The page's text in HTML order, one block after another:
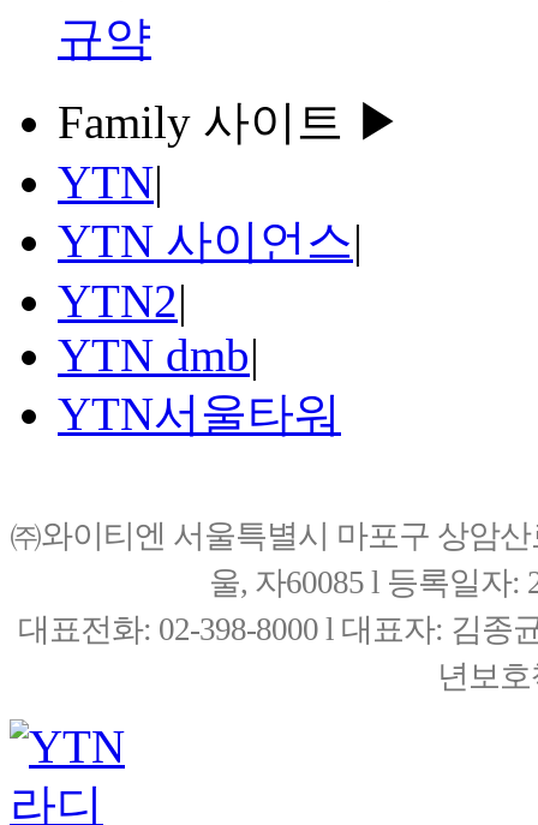
규약
Family 사이트 ▶
YTN|
YTN 사이언스|
YTN2|
YTN dmb|
YTN서울타워
㈜와이티엔 서울특별시 마포구 상암
울, 자60085 l 등록일자:
대표전화: 02-398-8000 l 대표자: 김종
년보